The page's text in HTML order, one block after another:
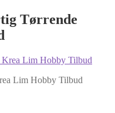
Tørrende
Lim Hobby Tilbud